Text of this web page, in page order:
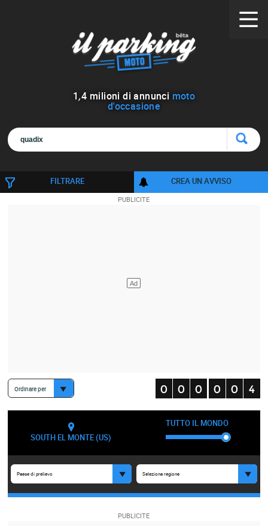
1,4 milioni di annunci moto
d'occasione
FILTRARE CREA UN AVVISO
Ordinare per
SOUTH EL MONTE (US)
TUTTO IL MONDO
Paese di prelievo Seleziona regione